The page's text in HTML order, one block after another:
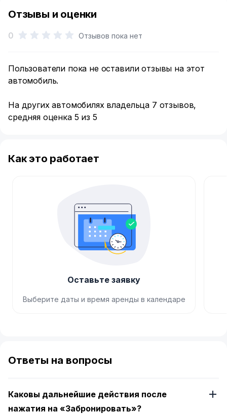
Отзывы и оценки
0 Отзывов пока нет
Пользователи пока не оставили отзывы на этот
автомобиль.
На других автомобилях владельца 7 отзывов,
средняя оценка 5 из 5
Как это работает
Оставьте заявку
Выберите даты и время аренды в календаре
of
4
Ответы на вопросы
Каковы дальнейшие действия после
нажатия на «Забронировать»?